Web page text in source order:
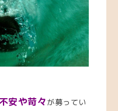
安や苛々が募ってい